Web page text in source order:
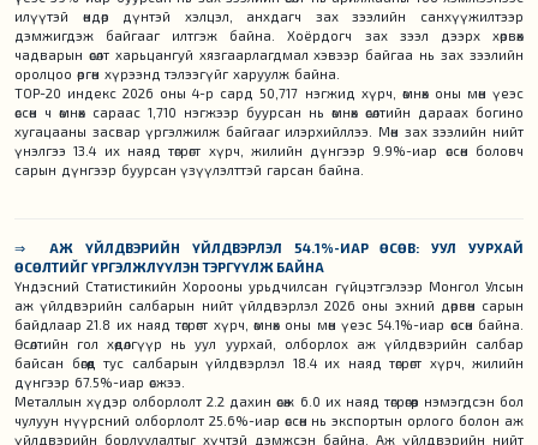
илүүтэй өндөр дүнтэй хэлцэл, анхдагч зах зээлийн санхүүжилтээр
дэмжигдэж байгааг илтгэж байна. Хоёрдогч зах зээл дээрх хөрвөх
чадварын өсөлт харьцангуй хязгаарлагдмал хэвээр байгаа нь зах зээлийн
оролцоо өргөн хүрээнд тэлээгүйг харуулж байна.
TOP-20 индекс 2026 оны 4-р сард 50,717 нэгжид хүрч, өмнөх оны мөн үеэс
өссөн ч өмнөх сараас 1,710 нэгжээр буурсан нь өмнөх өсөлтийн дараах богино
хугацааны засвар үргэлжилж байгааг илэрхийллээ. Мөн зах зээлийн нийт
үнэлгээ 13.4 их наяд төгрөгт хүрч, жилийн дүнгээр 9.9%-иар өссөн боловч
сарын дүнгээр буурсан үзүүлэлттэй гарсан байна.
⇒
АЖ ҮЙЛДВЭРИЙН ҮЙЛДВЭРЛЭЛ 54.1%-ИАР ӨСӨВ: УУЛ УУРХАЙ
ӨСӨЛТИЙГ ҮРГЭЛЖЛҮҮЛЭН ТЭРГҮҮЛЖ БАЙНА
Үндэсний Статистикийн Хорооны урьдчилсан гүйцэтгэлээр Монгол Улсын
аж үйлдвэрийн салбарын нийт үйлдвэрлэл 2026 оны эхний дөрвөн сарын
байдлаар 21.8 их наяд төгрөгт хүрч, өмнөх оны мөн үеэс 54.1%-иар өссөн байна.
Өсөлтийн гол хөдөлгүүр нь уул уурхай, олборлох аж үйлдвэрийн салбар
байсан бөгөөд тус салбарын үйлдвэрлэл 18.4 их наяд төгрөгт хүрч, жилийн
дүнгээр 67.5%-иар өсжээ.
Металлын хүдэр олборлолт 2.2 дахин өсөж 6.0 их наяд төгрөгөөр нэмэгдсэн бол
чулуун нүүрсний олборлолт 25.6%-иар өссөн нь экспортын орлого болон аж
үйлдвэрийн борлуулалтыг хүчтэй дэмжсэн байна. Аж үйлдвэрийн нийт